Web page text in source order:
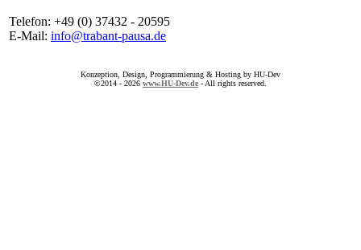
Telefon: +49 (0) 37432 - 20595
E-Mail: info@trabant-pausa.de
Konzeption, Design, Programmierung & Hosting by HU-Dev
©2014 - 2026 www.HU-Dev.de - All rights reserved.